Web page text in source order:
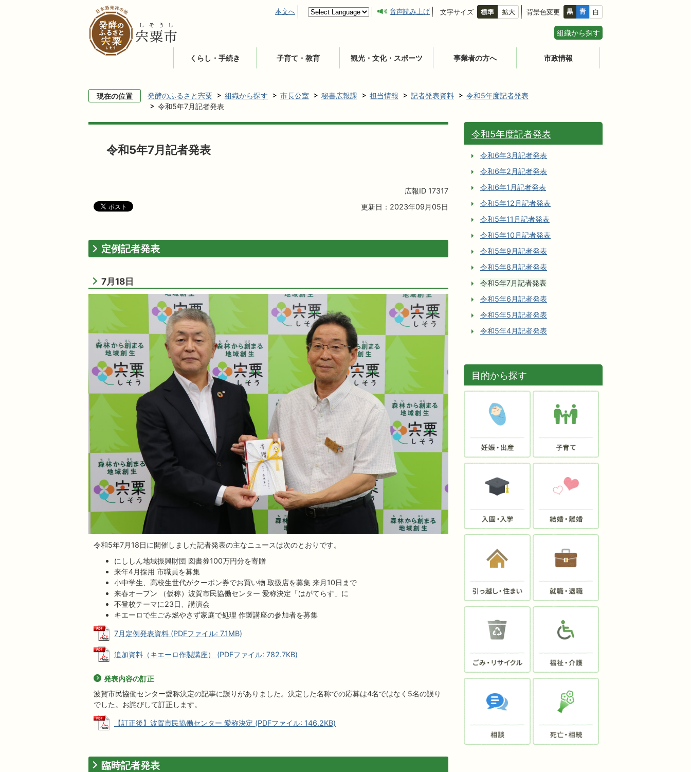
本文へ 音声読み上げ 文字サイズ 背景色変更
組織から探す
くらし・手続き 子育て・教育 観光・文化・スポーツ 事業者の方へ 市政情報
現在の位置 発酵のふるさと宍粟 組織から探す 市長公室 秘書広報課 担当情報 記者発表資料
令和5年度記者発表
令和5年7月記者発表
令和5年7月記者発表
広報ID 17317
更新日：2023年09月05日
定例記者発表
7月18日
令和5年7月18日に開催しました記者発表の主なニュースは次のとおりです。
にししん地域振興財団 図書券100万円分を寄贈
来年4月採用 市職員を募集
小中学生、高校生世代がクーポン券でお買い物 取扱店を募集 来月10日まで
来春オープン （仮称）波賀市民協働センター 愛称決定「はがてらす」に
不登校テーマに23日、講演会
キエーロで生ごみ燃やさず家庭で処理 作製講座の参加者を募集
7月定例発表資料 (PDFファイル: 7.1MB)
追加資料（キエーロ作製講座） (PDFファイル: 782.7KB)
発表内容の訂正
波賀市民協働センター愛称決定の記事に誤りがありました。決定した名称での応募は4名ではなく5名の誤り
でした。お詫びして訂正します。
【訂正後】波賀市民協働センター 愛称決定 (PDFファイル: 146.2KB)
臨時記者発表
令和5年度記者発表
令和6年3月記者発表
令和6年2月記者発表
令和6年1月記者発表
令和5年12月記者発表
令和5年11月記者発表
令和5年10月記者発表
令和5年9月記者発表
令和5年8月記者発表
令和5年7月記者発表
令和5年6月記者発表
令和5年5月記者発表
令和5年4月記者発表
目的から探す